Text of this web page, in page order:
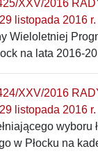
XXV/2016
listopada 2016 r.
Wieloletniej
na lata 2016-
XXV/2016
listopada 2016 r.
wyboru
w Płocku na